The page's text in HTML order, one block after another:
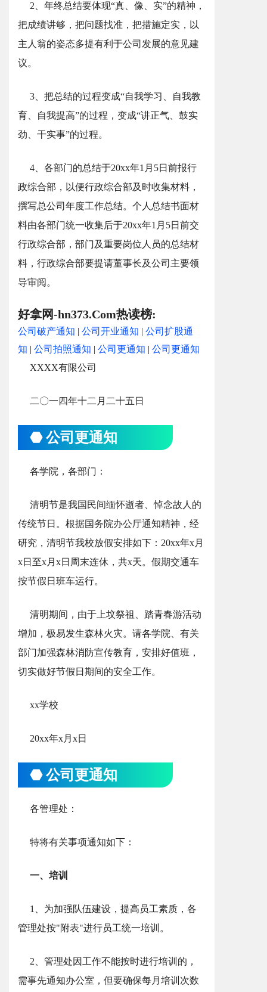
2、年终总结要体现“真、像、实”的精神，
把成绩讲够，把问题找准，把措施定实，以
主人翁的姿态多提有利于公司发展的意见建
议。
3、把总结的过程变成“自我学习、自我教
育、自我提高”的过程，变成“讲正气、鼓实
劲、干实事”的过程。
4、各部门的总结于20xx年1月5日前报行
政综合部，以便行政综合部及时收集材料，
撰写总公司年度工作总结。个人总结书面材
料由各部门统一收集后于20xx年1月5日前交
行政综合部，部门及重要岗位人员的总结材
料，行政综合部要提请董事长及公司主要领
导审阅。
好拿网-hn373.Com热读榜:
公司破产通知 | 公司开业通知 | 公司扩股通
知 | 公司拍照通知 | 公司更通知 | 公司更通知
XXXX有限公司
二〇一四年十二月二十五日
⬣ 公司更通知
各学院，各部门：
清明节是我国民间缅怀逝者、悼念故人的
传统节日。根据国务院办公厅通知精神，经
研究，清明节我校放假安排如下：20xx年x月
x日至x月x日周末连休，共x天。假期交通车
按节假日班车运行。
清明期间，由于上坟祭祖、踏青春游活动
增加，极易发生森林火灾。请各学院、有关
部门加强森林消防宣传教育，安排好值班，
切实做好节假日期间的安全工作。
xx学校
20xx年x月x日
⬣ 公司更通知
各管理处：
特将有关事项通知如下：
一、培训
1、为加强队伍建设，提高员工素质，各
管理处按"附表"进行员工统一培训。
2、管理处因工作不能按时进行培训的，
需事先通知办公室，但要确保每月培训次数